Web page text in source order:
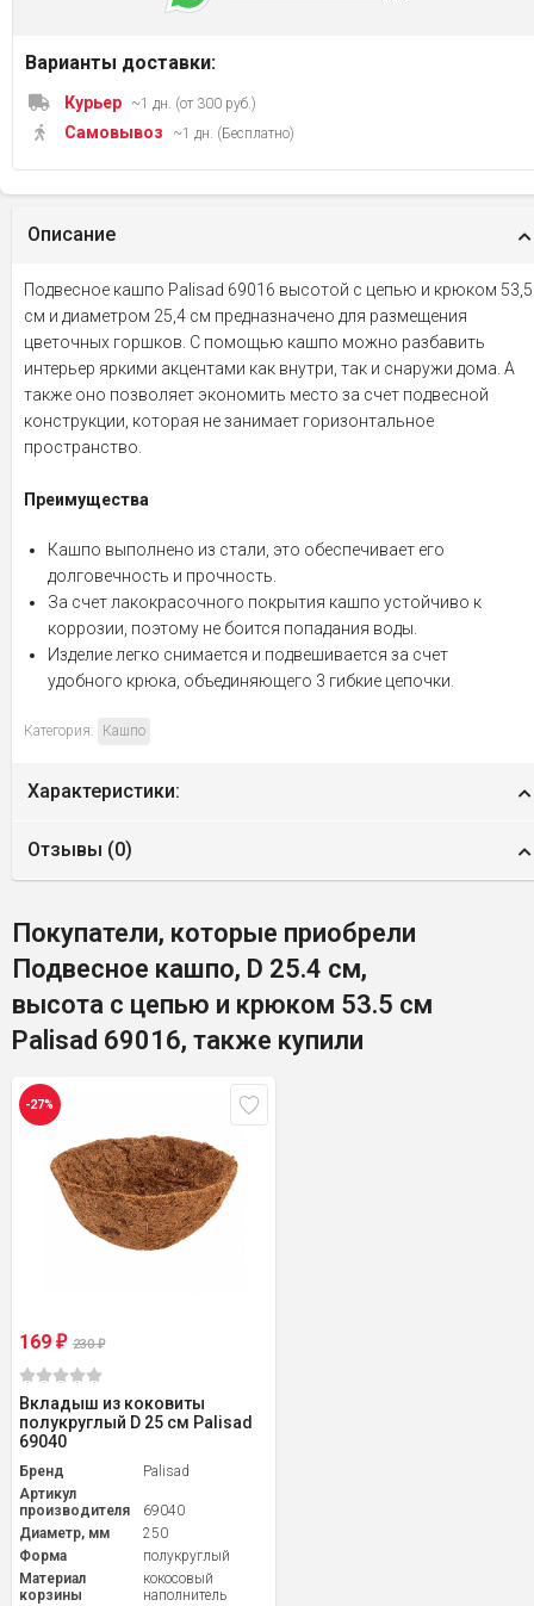
Варианты доставки:
Курьер ~1 дн. (от 300 руб.)
Самовывоз ~1 дн. (Бесплатно)
Описание
Подвесное кашпо Palisad 69016 высотой с цепью и крюком 53,5
см и диаметром 25,4 см предназначено для размещения
цветочных горшков. С помощью кашпо можно разбавить
интерьер яркими акцентами как внутри, так и снаружи дома. А
также оно позволяет экономить место за счет подвесной
конструкции, которая не занимает горизонтальное
пространство.
Преимущества
Кашпо выполнено из стали, это обеспечивает его
долговечность и прочность.
За счет лакокрасочного покрытия кашпо устойчиво к
коррозии, поэтому не боится попадания воды.
Изделие легко снимается и подвешивается за счет
удобного крюка, объединяющего 3 гибкие цепочки.
Категория: Кашпо
Характеристики:
Отзывы (0)
Покупатели, которые приобрели
Подвесное кашпо, D 25.4 см,
высота с цепью и крюком 53.5 см
Palisad 69016, также купили
-27%
169 ₽ 230₽
Вкладыш из коковиты
полукруглый D 25 см Palisad
69040
Бренд
Palisad
Артикул
производителя
69040
Диаметр, мм
250
Форма
полукруглый
Материал
корзины
кокосовый
наполнитель